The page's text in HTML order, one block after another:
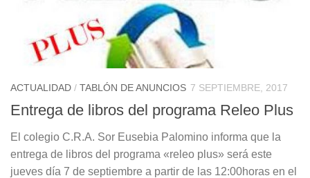
ACTUALIDAD / TABLÓN DE ANUNCIOS 7 SEPTIEMBRE, 2017
Entrega de libros del programa Releo Plus
El colegio C.R.A. Sor Eusebia Palomino informa que la
entrega de libros del programa «releo plus» será este
jueves día 7 de septiembre a partir de las 12:00horas en el